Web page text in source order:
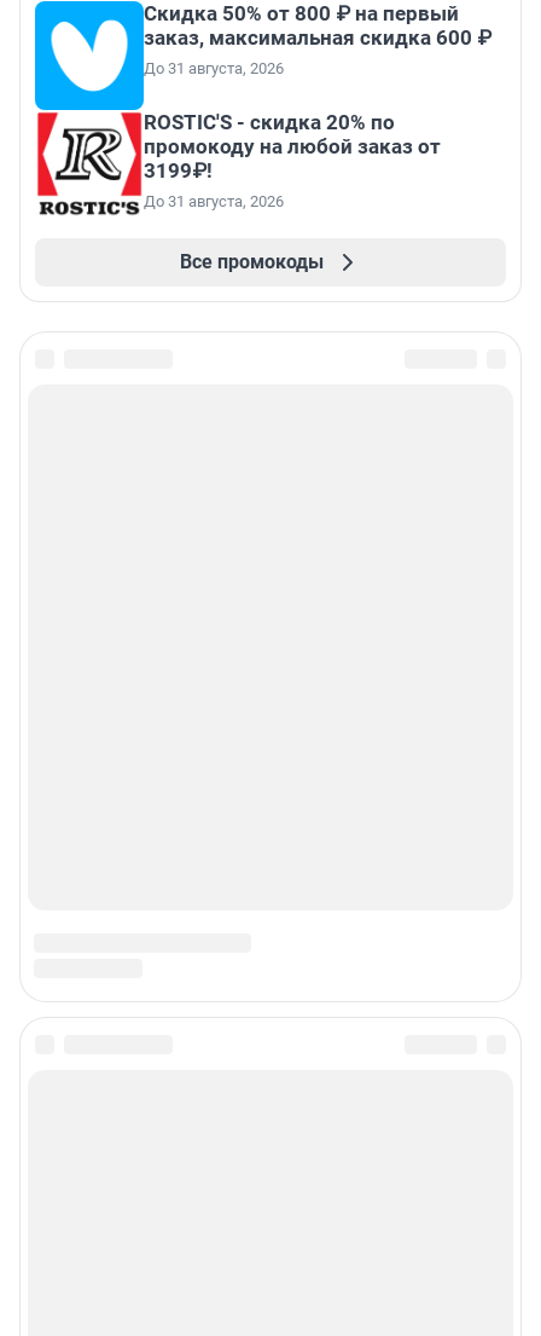
Скидка 50% от 800 ₽ на первый
заказ, максимальная скидка 600 ₽
До 31 августа, 2026
ROSTIC'S - скидка 20% по
промокоду на любой заказ от
3199₽!
До 31 августа, 2026
Все промокоды